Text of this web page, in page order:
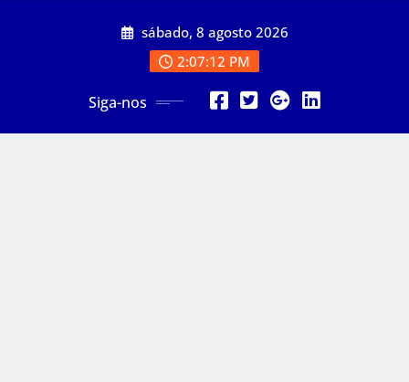
sábado, 8 agosto 2026
2:07:13 PM
Siga-nos